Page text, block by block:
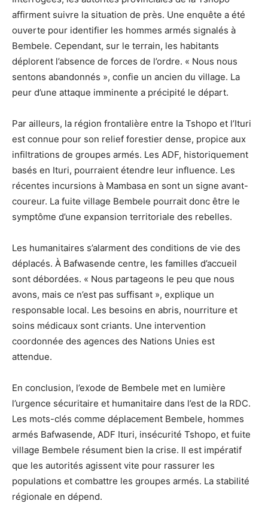
affirment suivre la situation de près. Une enquête a été
ouverte pour identifier les hommes armés signalés à
Bembele. Cependant, sur le terrain, les habitants
déplorent l’absence de forces de l’ordre. « Nous nous
sentons abandonnés », confie un ancien du village. La
peur d’une attaque imminente a précipité le départ.
Par ailleurs, la région frontalière entre la Tshopo et l’Ituri
est connue pour son relief forestier dense, propice aux
infiltrations de groupes armés. Les ADF, historiquement
basés en Ituri, pourraient étendre leur influence. Les
récentes incursions à Mambasa en sont un signe avant-
coureur. La fuite village Bembele pourrait donc être le
symptôme d’une expansion territoriale des rebelles.
Les humanitaires s’alarment des conditions de vie des
déplacés. À Bafwasende centre, les familles d’accueil
sont débordées. « Nous partageons le peu que nous
avons, mais ce n’est pas suffisant », explique un
responsable local. Les besoins en abris, nourriture et
soins médicaux sont criants. Une intervention
coordonnée des agences des Nations Unies est
attendue.
En conclusion, l’exode de Bembele met en lumière
l’urgence sécuritaire et humanitaire dans l’est de la RDC.
Les mots-clés comme déplacement Bembele, hommes
armés Bafwasende, ADF Ituri, insécurité Tshopo, et fuite
village Bembele résument bien la crise. Il est impératif
que les autorités agissent vite pour rassurer les
populations et combattre les groupes armés. La stabilité
régionale en dépend.